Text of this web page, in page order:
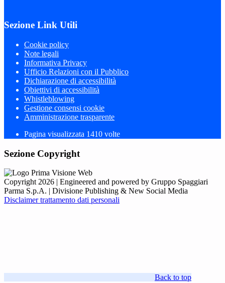
Sezione Link Utili
Cookie policy
Note legali
Informativa Privacy
Ufficio Relazioni con il Pubblico
Dichiarazione di accessibilità
Obiettivi di accessibilità
Whistleblowing
Gestione consensi cookie
Amministrazione trasparente
Pagina visualizzata 1410 volte
Sezione Copyright
Copyright 2026 | Engineered and powered by Gruppo Spaggiari
Parma S.p.A. | Divisione Publishing & New Social Media
Disclaimer trattamento dati personali
Back to top